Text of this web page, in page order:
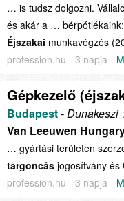
… is tudsz dolgozni.
és akár a …
Éjszakai munkavégzés
profession.hu - 3 napja -
Gépkezelő
Budapest- Dunakeszi
Van Leeuwen
… gyártási területen
targoncás jogosítvány
profession.hu - 3 napja -